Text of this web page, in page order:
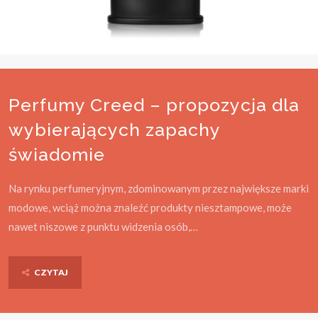
Perfumy Creed – propozycja dla
wybierających zapachy
świadomie
Na rynku perfumeryjnym, zdominowanym przez największe marki
modowe, wciąż można znaleźć produkty niesztampowe, może
nawet niszowe z punktu widzenia osób,…
CZYTAJ